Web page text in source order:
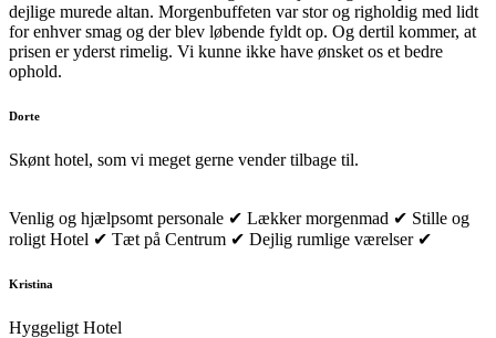
dejlige murede altan. Morgenbuffeten var stor og righoldig med lidt
for enhver smag og der blev løbende fyldt op. Og dertil kommer, at
prisen er yderst rimelig. Vi kunne ikke have ønsket os et bedre
ophold.
Dorte
Skønt hotel, som vi meget gerne vender tilbage til.
Venlig og hjælpsomt personale ✔ Lækker morgenmad ✔ Stille og
roligt Hotel ✔ Tæt på Centrum ✔ Dejlig rumlige værelser ✔
Kristina
Hyggeligt Hotel